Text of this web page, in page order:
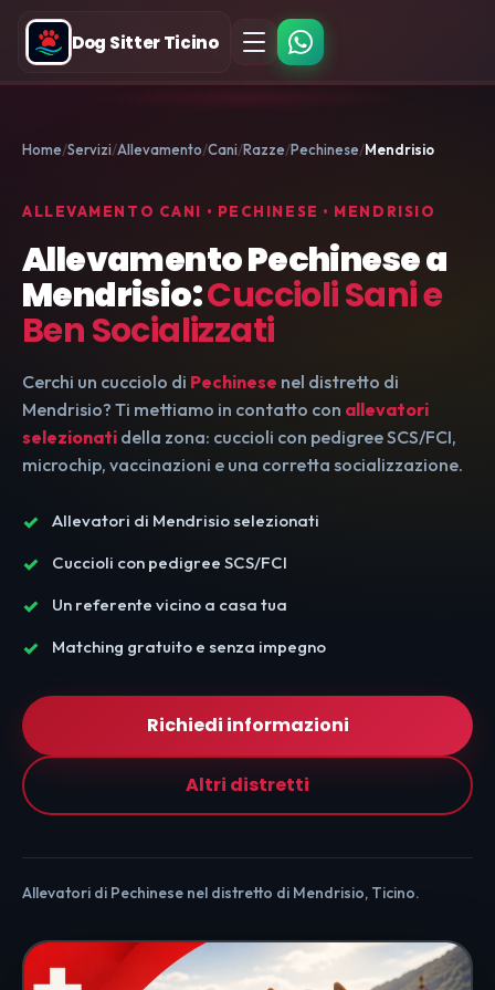
Dog Sitter Ticino
Home Servizi Allevamento Cani Razze Pechinese Mendrisio
ALLEVAMENTO CANI • PECHINESE • MENDRISIO
Allevamento Pechinese a
Mendrisio:Cuccioli Sani e
Ben Socializzati
Cerchi un cucciolo di Pechinese nel distretto di
Mendrisio? Ti mettiamo in contatto con allevatori
selezionati della zona: cuccioli con pedigree SCS/FCI,
microchip, vaccinazioni e una corretta socializzazione.
Allevatori di Mendrisio selezionati
Cuccioli con pedigree SCS/FCI
Un referente vicino a casa tua
Matching gratuito e senza impegno
Richiedi informazioni
Altri distretti
Allevatori di Pechinese nel distretto di Mendrisio, Ticino.